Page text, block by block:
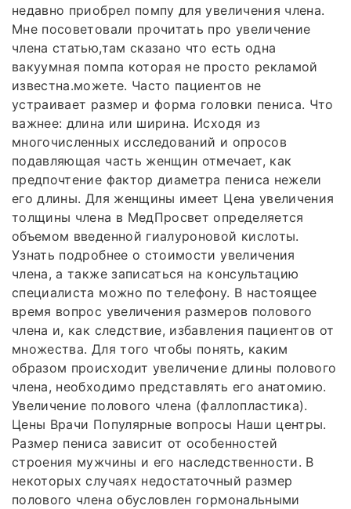
недавно приобрел помпу для увеличения члена.
Мне посоветовали прочитать про увеличение
члена статью,там сказано что есть одна
вакуумная помпа которая не просто рекламой
известна.можете. Часто пациентов не
устраивает размер и форма головки пениса. Что
важнее: длина или ширина. Исходя из
многочисленных исследований и опросов
подавляющая часть женщин отмечает, как
предпочтение фактор диаметра пениса нежели
его длины. Для женщины имеет Цена увеличения
толщины члена в МедПросвет определяется
объемом введенной гиалуроновой кислоты.
Узнать подробнее о стоимости увеличения
члена, а также записаться на консультацию
специалиста можно по телефону. В настоящее
время вопрос увеличения размеров полового
члена и, как следствие, избавления пациентов от
множества. Для того чтобы понять, каким
образом происходит увеличение длины полового
члена, необходимо представлять его анатомию.
Увеличение полового члена (фаллопластика).
Цены Врачи Популярные вопросы Наши центры.
Размер пениса зависит от особенностей
строения мужчины и его наследственности. В
некоторых случаях недостаточный размер
полового члена обусловлен гормональными